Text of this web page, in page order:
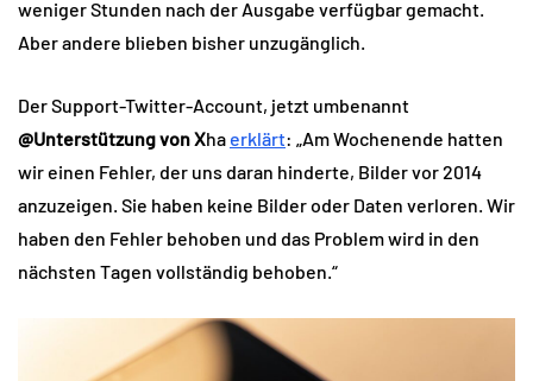
weniger Stunden nach der Ausgabe verfügbar gemacht.
Aber andere blieben bisher unzugänglich.
Der Support-Twitter-Account, jetzt umbenannt
@Unterstützung von Xha erklärt: „Am Wochenende hatten
wir einen Fehler, der uns daran hinderte, Bilder vor 2014
anzuzeigen. Sie haben keine Bilder oder Daten verloren. Wir
haben den Fehler behoben und das Problem wird in den
nächsten Tagen vollständig behoben.“